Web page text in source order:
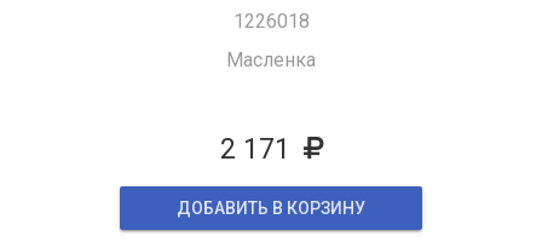
1226018
Масленка
2 171
ДОБАВИТЬ В КОРЗИНУ